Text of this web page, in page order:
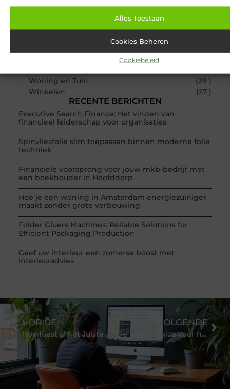
Alles Toestaan
Cookies Beheren
Cookiebeleid
POPULAIRE ONDERWERPEN
Woning en Tuin
(29 )
Winkelen
(27 )
RECENTE BERICHTEN
Executive Search Finance: Het vinden van
financieel leiderschap voor organisaties
Spinvliesfolie slim toepassen binnen moderne folie
techniek
Financiële voorsprong voor jouw mkb-bedrijf met
een boekhouder in Hoofddorp
Hoe je een woning in Amsterdam energiezuiniger
maakt zonder grote verbouwing
Folder Gluers Machines: Reliable Solutions for
Efficient Packaging Production
Geef uw interieur een zomerse boost met
interieuradvies
VORIGE
Hoe Kiest U het Juiste Transportbedrijf in Groningen: Tips en Veelgestelde Vragen
VOLGENDE
De ultieme gids voor het kiezen van de juiste voetbalkleding